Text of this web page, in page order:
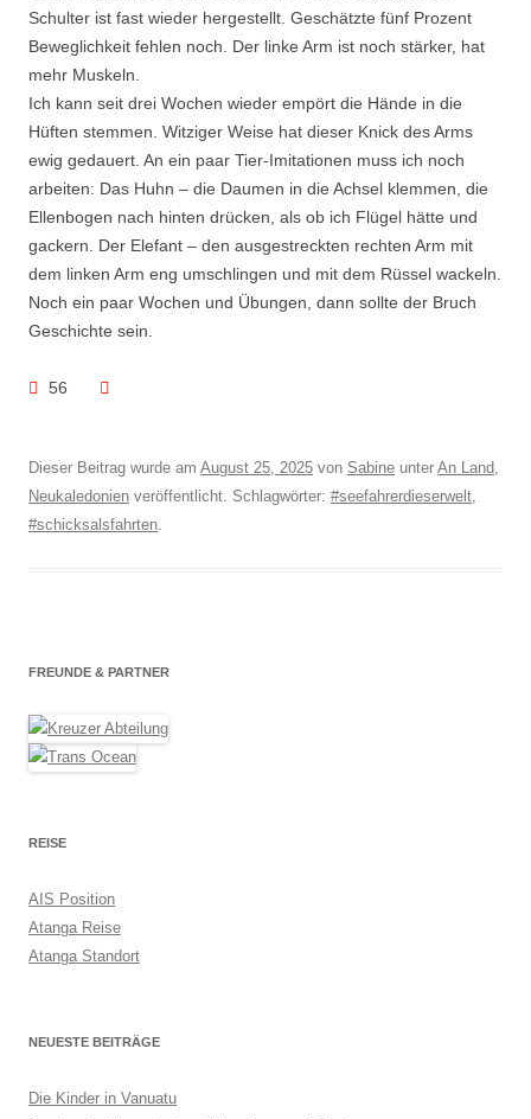
Schulter ist fast wieder hergestellt. Geschätzte fünf Prozent
Beweglichkeit fehlen noch. Der linke Arm ist noch stärker, hat
mehr Muskeln.
Ich kann seit drei Wochen wieder empört die Hände in die
Hüften stemmen. Witziger Weise hat dieser Knick des Arms
ewig gedauert. An ein paar Tier-Imitationen muss ich noch
arbeiten: Das Huhn – die Daumen in die Achsel klemmen, die
Ellenbogen nach hinten drücken, als ob ich Flügel hätte und
gackern. Der Elefant – den ausgestreckten rechten Arm mit
dem linken Arm eng umschlingen und mit dem Rüssel wackeln.
Noch ein paar Wochen und Übungen, dann sollte der Bruch
Geschichte sein.
56
Dieser Beitrag wurde am August 25, 2025 von Sabine unter An Land,
Neukaledonien veröffentlicht. Schlagwörter: #seefahrerdieserwelt,
#schicksalsfahrten.
FREUNDE & PARTNER
REISE
AIS Position
Atanga Reise
Atanga Standort
NEUESTE BEITRÄGE
Die Kinder in Vanuatu